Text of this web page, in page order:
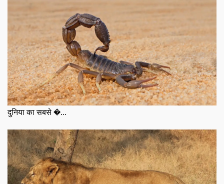
दुनिया का सबसे �...